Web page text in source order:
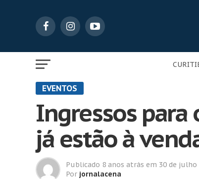
EVENTOS
Ingressos para
já estão à
Publicado 8 anos atrás em 30 de julho
Por jornalacena